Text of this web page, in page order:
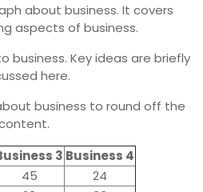
about business. It covers
aspects of business.
business. Key ideas are briefly
here.
business to round off the
3 Business 4
45
24